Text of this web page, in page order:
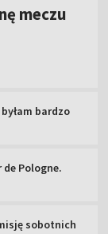
meczu
bardzo
Pologne.
sobotnich